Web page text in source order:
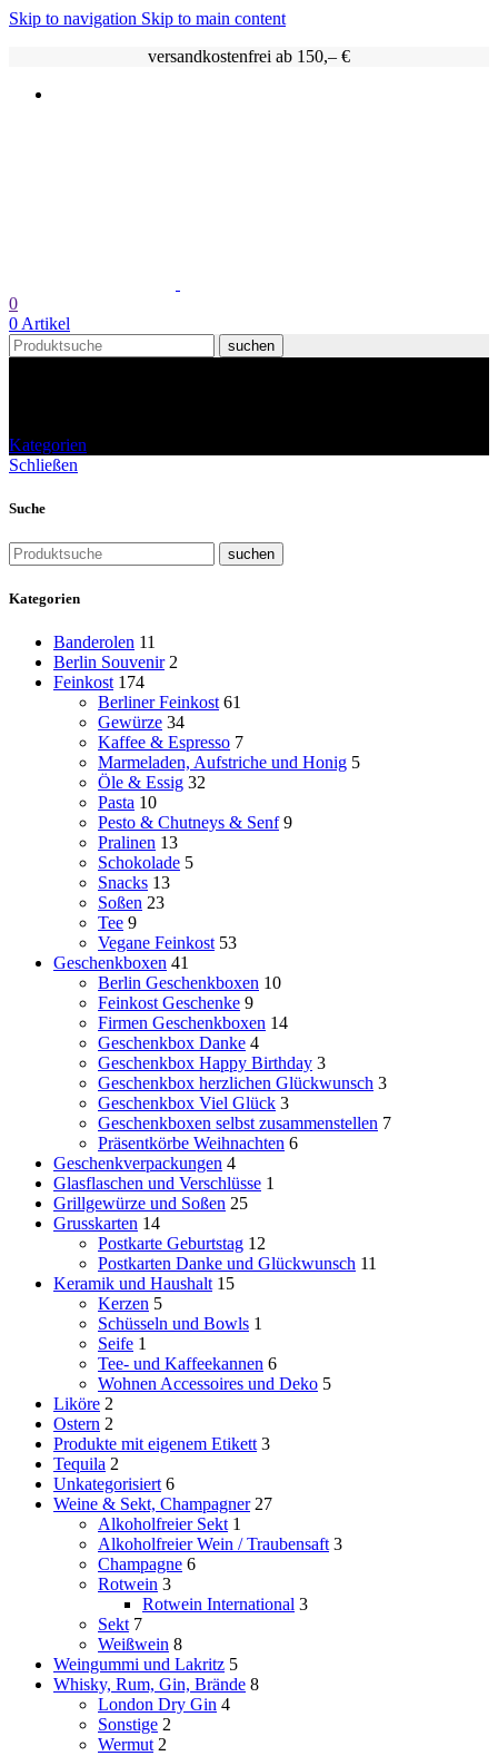
Skip to navigation Skip to main content
versandkostenfrei ab 150,– €
0
0 Artikel
suchen
Kategorien
Schließen
Suche
suchen
Kategorien
Banderolen 11
Berlin Souvenir 2
Feinkost 174
Berliner Feinkost 61
Gewürze 34
Kaffee & Espresso 7
Marmeladen, Aufstriche und Honig 5
Öle & Essig 32
Pasta 10
Pesto & Chutneys & Senf 9
Pralinen 13
Schokolade 5
Snacks 13
Soßen 23
Tee 9
Vegane Feinkost 53
Geschenkboxen 41
Berlin Geschenkboxen 10
Feinkost Geschenke 9
Firmen Geschenkboxen 14
Geschenkbox Danke 4
Geschenkbox Happy Birthday 3
Geschenkbox herzlichen Glückwunsch 3
Geschenkbox Viel Glück 3
Geschenkboxen selbst zusammenstellen 7
Präsentkörbe Weihnachten 6
Geschenkverpackungen 4
Glasflaschen und Verschlüsse 1
Grillgewürze und Soßen 25
Grusskarten 14
Postkarte Geburtstag 12
Postkarten Danke und Glückwunsch 11
Keramik und Haushalt 15
Kerzen 5
Schüsseln und Bowls 1
Seife 1
Tee- und Kaffeekannen 6
Wohnen Accessoires und Deko 5
Liköre 2
Ostern 2
Produkte mit eigenem Etikett 3
Tequila 2
Unkategorisiert 6
Weine & Sekt, Champagner 27
Alkoholfreier Sekt 1
Alkoholfreier Wein / Traubensaft 3
Champagne 6
Rotwein 3
Rotwein International 3
Sekt 7
Weißwein 8
Weingummi und Lakritz 5
Whisky, Rum, Gin, Brände 8
London Dry Gin 4
Sonstige 2
Wermut 2